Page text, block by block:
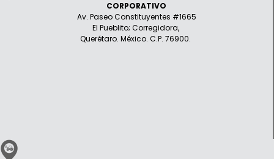
CORPORATIVO
Av. Paseo Constituyentes #1665
El Pueblito; Corregidora,
Querétaro. México. C.P. 76900.